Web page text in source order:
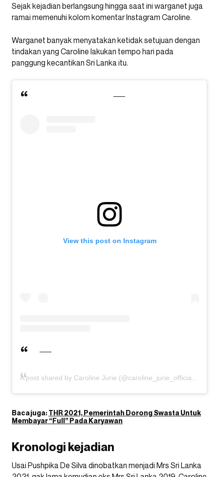
Sejak kejadian berlangsung hingga saat ini warganet juga
ramai memenuhi kolom komentar Instagram Caroline.
Warganet banyak menyatakan ketidak setujuan dengan
tindakan yang Caroline lakukan tempo hari pada
panggung kecantikan Sri Lanka itu.
View this post on Instagram
A post shared by Caroline Jurie (@caroline_jurie_official)
Baca juga:THR 2021, Pemerintah Dorong Swasta Untuk
Membayar “Full” Pada Karyawan
Kronologi kejadian
Usai Pushpika De Silva dinobatkan menjadi Mrs Sri Lanka